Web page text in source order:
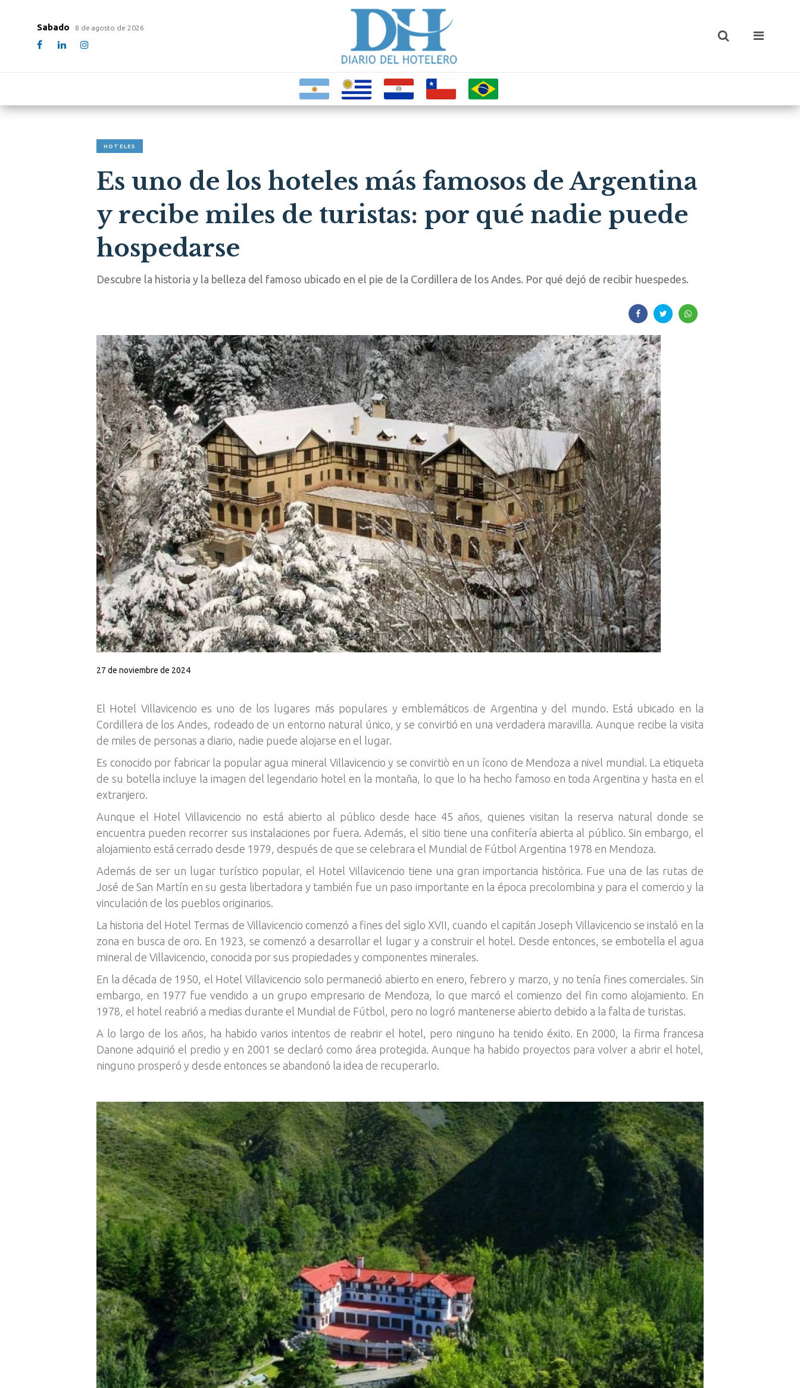
Sabado 8 de agosto de 2026
HOTELES
Es uno de los hoteles más famosos de Argentina
y recibe miles de turistas: por qué nadie puede
hospedarse
Descubre la historia y la belleza del famoso ubicado en el pie de la Cordillera de los Andes. Por qué dejó de recibir huespedes.
27 de noviembre de 2024
El Hotel Villavicencio es uno de los lugares más populares y emblemáticos de Argentina y del mundo. Está ubicado en la
Cordillera de los Andes, rodeado de un entorno natural único, y se convirtió en una verdadera maravilla. Aunque recibe la visita
de miles de personas a diario, nadie puede alojarse en el lugar.
Es conocido por fabricar la popular agua mineral Villavicencio y se convirtiò en un ícono de Mendoza a nivel mundial. La etiqueta
de su botella incluye la imagen del legendario hotel en la montaña, lo que lo ha hecho famoso en toda Argentina y hasta en el
extranjero.
Aunque el Hotel Villavicencio no está abierto al público desde hace 45 años, quienes visitan la reserva natural donde se
encuentra pueden recorrer sus instalaciones por fuera. Además, el sitio tiene una confitería abierta al público. Sin embargo, el
alojamiento está cerrado desde 1979, después de que se celebrara el Mundial de Fútbol Argentina 1978 en Mendoza.
Además de ser un lugar turístico popular, el Hotel Villavicencio tiene una gran importancia histórica. Fue una de las rutas de
José de San Martín en su gesta libertadora y también fue un paso importante en la época precolombina y para el comercio y la
vinculación de los pueblos originarios.
La historia del Hotel Termas de Villavicencio comenzó a fines del siglo XVII, cuando el capitán Joseph Villavicencio se instaló en la
zona en busca de oro. En 1923, se comenzó a desarrollar el lugar y a construir el hotel. Desde entonces, se embotella el agua
mineral de Villavicencio, conocida por sus propiedades y componentes minerales.
En la década de 1950, el Hotel Villavicencio solo permaneció abierto en enero, febrero y marzo, y no tenía fines comerciales. Sin
embargo, en 1977 fue vendido a un grupo empresario de Mendoza, lo que marcó el comienzo del fin como alojamiento. En
1978, el hotel reabrió a medias durante el Mundial de Fútbol, pero no logró mantenerse abierto debido a la falta de turistas.
A lo largo de los años, ha habido varios intentos de reabrir el hotel, pero ninguno ha tenido éxito. En 2000, la firma francesa
Danone adquirió el predio y en 2001 se declaró como área protegida. Aunque ha habido proyectos para volver a abrir el hotel,
ninguno prosperó y desde entonces se abandonó la idea de recuperarlo.